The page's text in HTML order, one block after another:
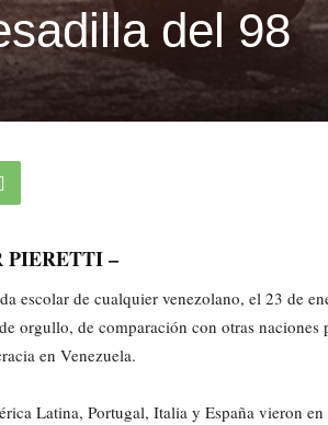
del 98
PIERETTI –
escolar de cualquier venezolano, el 23 de
orgullo, de comparación con otras
en Venezuela.
Latina, Portugal, Italia y España vieron